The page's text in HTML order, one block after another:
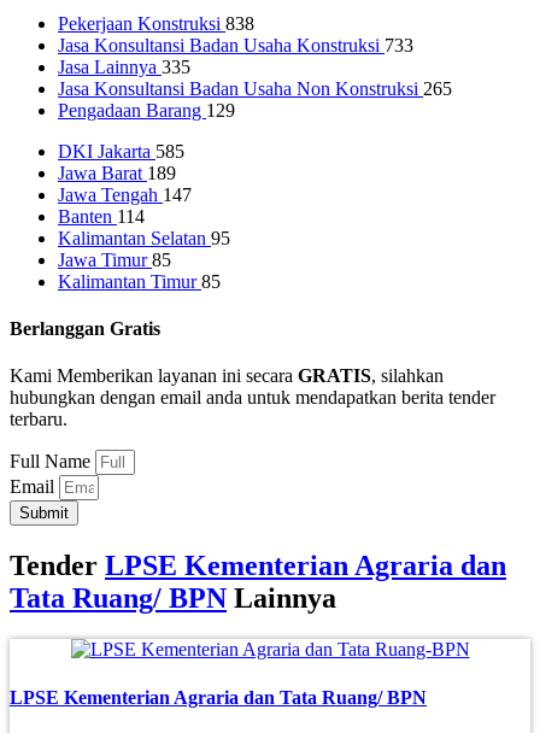
Pekerjaan Konstruksi 838
Jasa Konsultansi Badan Usaha Konstruksi 733
Jasa Lainnya 335
Jasa Konsultansi Badan Usaha Non Konstruksi 265
Pengadaan Barang 129
DKI Jakarta 585
Jawa Barat 189
Jawa Tengah 147
Banten 114
Kalimantan Selatan 95
Jawa Timur85
Kalimantan Timur85
Berlanggan Gratis
Kami Memberikan layanan ini secara GRATIS, silahkan
hubungkan dengan email anda untuk mendapatkan berita tender
terbaru.
Full Name
Email
Submit
Tender LPSE Kementerian Agraria dan
Tata Ruang/ BPN Lainnya
LPSE Kementerian Agraria dan Tata Ruang/ BPN